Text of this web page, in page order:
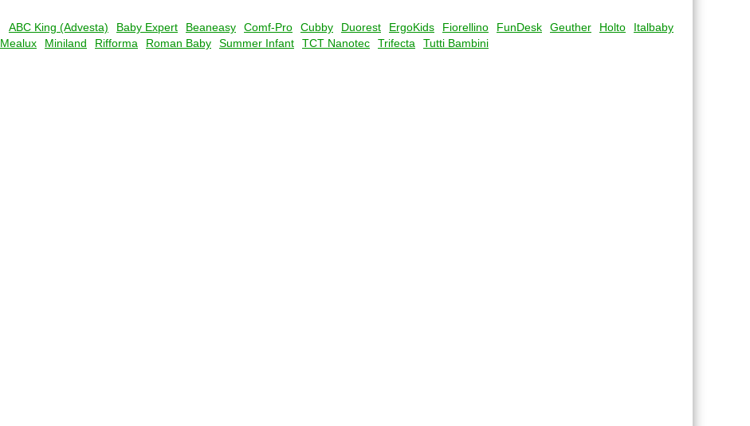
ABC King (Advesta) Baby Expert Beaneasy Comf-Pro Cubby Duorest ErgoKids Fiorellino FunDesk Geuther Holto
Italbaby
Mealux Miniland Rifforma Roman Baby Summer Infant TCT Nanotec Trifecta Tutti Bambini